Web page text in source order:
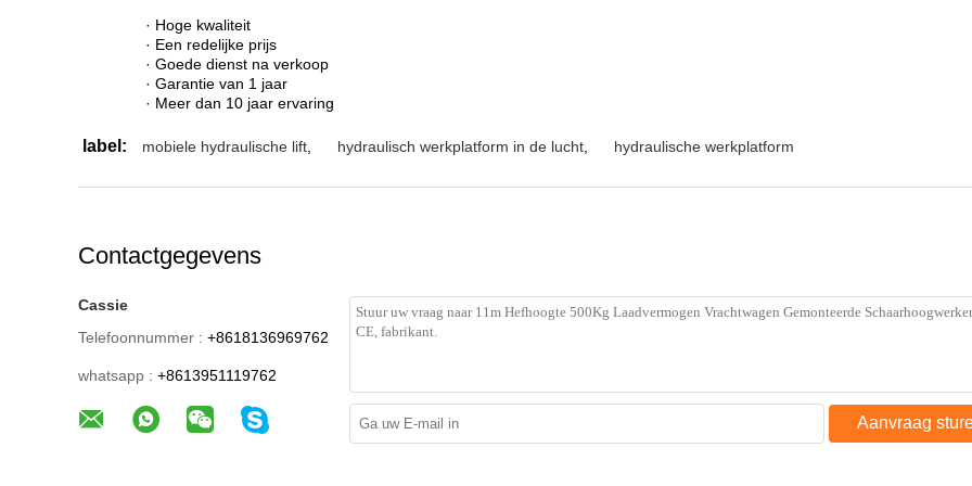
· Hoge kwaliteit
· Een redelijke prijs
· Goede dienst na verkoop
· Garantie van 1 jaar
· Meer dan 10 jaar ervaring
label: mobiele hydraulische lift hydraulisch werkplatform in de lucht hydraulische werkplatform
Contactgegevens
Cassie
Telefoonnummer : +8618136969762
whatsapp : +8613951119762
Aanvraag